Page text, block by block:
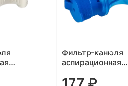
0,1
Игла Губера KDL c
крыльями и
610 ₽